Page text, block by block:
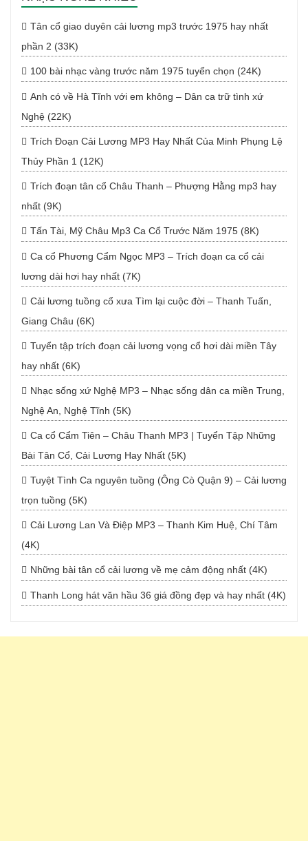
Tân cổ giao duyên cải lương mp3 trước 1975 hay nhất
phần 2 (33K)
100 bài nhạc vàng trước năm 1975 tuyển chọn (24K)
Anh có về Hà Tĩnh với em không – Dân ca trữ tình xứ
Nghệ (22K)
Trích Đoạn Cải Lương MP3 Hay Nhất Của Minh Phụng Lệ
Thủy Phần 1 (12K)
Trích đoạn tân cổ Châu Thanh – Phượng Hằng mp3 hay
nhất (9K)
Tấn Tài, Mỹ Châu Mp3 Ca Cổ Trước Năm 1975 (8K)
Ca cổ Phương Cẩm Ngọc MP3 – Trích đoạn ca cổ cải
lương dài hơi hay nhất (7K)
Cải lương tuồng cổ xưa Tìm lại cuộc đời – Thanh Tuấn,
Giang Châu (6K)
Tuyển tập trích đoạn cải lương vọng cổ hơi dài miền Tây
hay nhất (6K)
Nhạc sống xứ Nghệ MP3 – Nhạc sống dân ca miền Trung,
Nghệ An, Nghệ Tĩnh (5K)
Ca cổ Cẩm Tiên – Châu Thanh MP3 | Tuyển Tập Những
Bài Tân Cổ, Cải Lương Hay Nhất (5K)
Tuyệt Tình Ca nguyên tuồng (Ông Cò Quận 9) – Cải lương
trọn tuồng (5K)
Cải Lương Lan Và Điệp MP3 – Thanh Kim Huệ, Chí Tâm
(4K)
Những bài tân cổ cải lương về mẹ cảm động nhất (4K)
Thanh Long hát văn hầu 36 giá đồng đẹp và hay nhất (4K)